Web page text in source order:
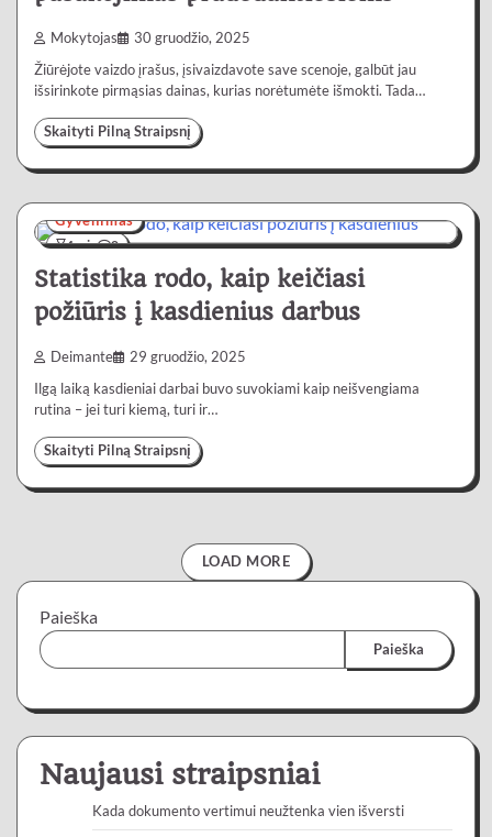
Mokytojas 30 gruodžio, 2025
Žiūrėjote vaizdo įrašus, įsivaizdavote save scenoje, galbūt jau
išsirinkote pirmąsias dainas, kurias norėtumėte išmokti. Tada…
Skaityti Pilną Straipsnį
4 min 0
Gyvenimas
Statistika rodo, kaip keičiasi
požiūris į kasdienius darbus
Deimante 29 gruodžio, 2025
Ilgą laiką kasdieniai darbai buvo suvokiami kaip neišvengiama
rutina – jei turi kiemą, turi ir…
Skaityti Pilną Straipsnį
LOAD MORE
Paieška
Paieška
Naujausi straipsniai
Kada dokumento vertimui neužtenka vien išversti